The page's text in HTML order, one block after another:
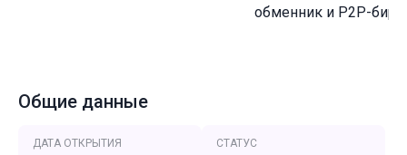
обменник и P2P-
Общие данные
ДАТА ОТКРЫТИЯ СТАТУС